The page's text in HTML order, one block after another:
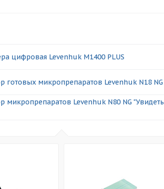
цифровая Levenhuk M1400 PLUS
готовых микропрепаратов Levenhuk N18 NG
микропрепаратов Levenhuk N80 NG "Увидеть